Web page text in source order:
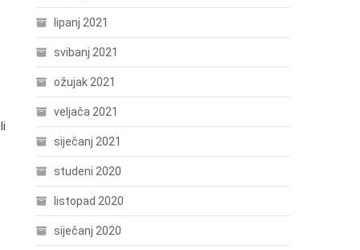
lipanj 2021
svibanj 2021
ožujak 2021
veljača 2021
siječanj 2021
studeni 2020
listopad 2020
siječanj 2020